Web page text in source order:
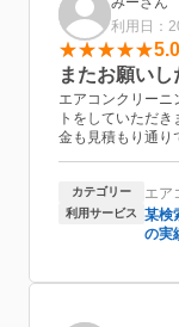
利用日：
5.0
またお願いし
エアコンクリーニ
トをしていただ
金も見積もり通り
さいました。作
おうちにプロの
ボーさんは、必
心感がありました
カテゴリー エア
利用サービス
某検
の実